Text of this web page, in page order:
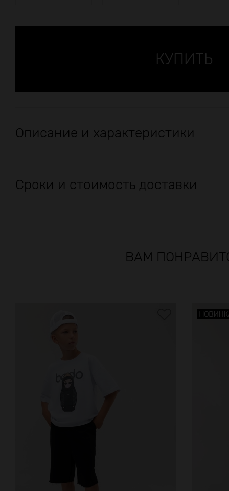
Описание и характеристики
Сроки и стоимость доставки
ВАМ